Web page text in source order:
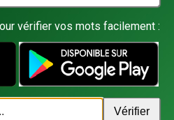
vérifier vos mots facilement :